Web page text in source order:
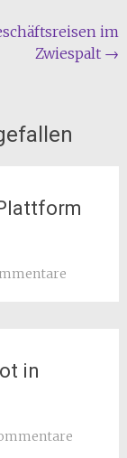
im
Zwiespalt →
in